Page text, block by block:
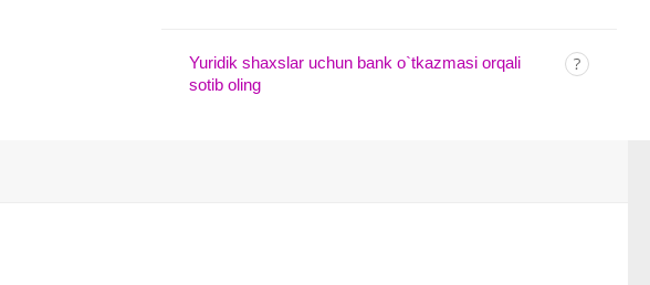
Yuridik shaxslar uchun bank o`tkazmasi orqali
sotib oling